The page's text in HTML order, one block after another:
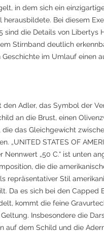
in dem sich ein
herausbildete. Bei diesem
sind die Details von Libertys
Stirnband deutlich
im Umlauf einen
den Adler, das Symbol der
an die Brust, einen
die das Gleichgewicht
„UNITED STATES OF
Nennwert „50 C.“ ist unten
die die
repräsentativer Stil
Da es sich bei den Capped
kommt die feine
Insbesondere die
auf dem Schild und die